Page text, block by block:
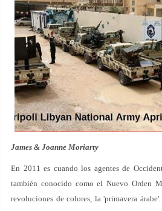
James & Joanne Moriarty
En 2011 es cuando los agentes de
también conocido como el Nuevo Orden
revoluciones de colores, la 'primavera